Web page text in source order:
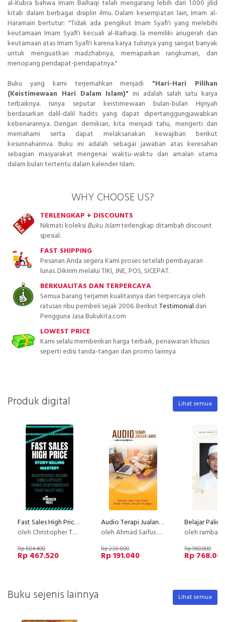
al-Kubra bahwa Imam Baihaqi telah mengarang lebih dari 1.000 jilid
kitab dalam berbagai disiplin ilmu. Dalam kesempatan lain, Imam al-
Haramain bertutur: "Tidak ada pengikut Imam Syafi'i yang melebihi
keutamaan Imam Syafi'i kecuali al-Baihaqi. la memiliki anugerah dan
keutamaan atas Imam Syafi'i karena karya tulisnya yang sangat banyak
untuk menguatkan madzhabnya, memaparkan rangkuman, dan
menopang pendapat-pendapatnya."
Buku yang kami terjemahkan menjadi "Hari-Hari Pilihan
(Keistimewaan Hari Dalam Islam)" ini adalah salah satu karya
terbaiknya. Isinya seputar keistimewaan bulan-bulan Hijriyah
berdasarkan dalil-dalil hadits yang dapat dipertanggungjawabkan
kebenarannya. Dengan demikian, kita menjadi tahu, mengerti dan
memahami serta dapat melaksanakan kewajiban berikut
kesunnahannva. Buku ini adalah sebagai jawaban atas keresahan
sebagian masyarakat mengenai waktu-waktu dan amalan utama
dalam bulan tertentu dalam kalender Islam.
WHY CHOOSE US?
TERLENGKAP + DISCOUNTS
Nikmati koleksiBuku Islamterlengkap ditambah discount
spesial.
FAST SHIPPING
Pesanan Anda segera Kami proses setelah pembayaran
lunas. Dikirim melalui TIKI, JNE, POS, SICEPAT.
BERKUALITAS DAN TERPERCAYA
Semua barang terjamin kualitasnya dan terpercaya oleh
ratusan ribu pembeli sejak 2006. BerikutTestimonial dari
Pengguna Jasa Bukukita.com
LOWEST PRICE
Kami selalu memberikan harga terbaik, penawaran khusus
seperti edisi tanda-tangan dan promo lainnya
Produk digital Lihat semua
Fast Sales High Price with Story Selling
oleh Christopher Tobing
Rp 584.400
Rp 467.520
Audio Terapi Jualan Laris
oleh Ahmad Saifus Salam
Rp 238.800
Rp 191.040
oleh rambat
Rp 960.000
Rp
Buku sejenis lainnya Lihat semua